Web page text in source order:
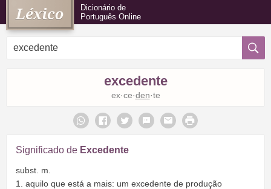
Dicionário de
Português Online
excedente
ex·ce·den·te
Significado de Excedente
subst. m.
1. aquilo que está a mais: um excedente de produção